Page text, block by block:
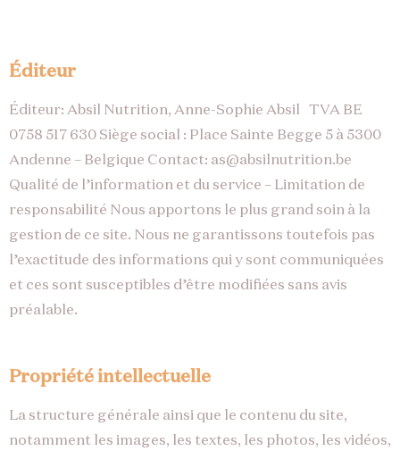
Éditeur
Éditeur: Absil Nutrition, Anne-Sophie Absil TVA BE
0758 517 630 Siège social : Place Sainte Begge 5 à 5300
Andenne – Belgique Contact: as@absilnutrition.be
Qualité de l’information et du service – Limitation de
responsabilité Nous apportons le plus grand soin à la
gestion de ce site. Nous ne garantissons toutefois pas
l’exactitude des informations qui y sont communiquées
et ces sont susceptibles d’être modifiées sans avis
préalable.
Propriété intellectuelle
La structure générale ainsi que le contenu du site,
notamment les images, les textes, les photos, les vidéos,